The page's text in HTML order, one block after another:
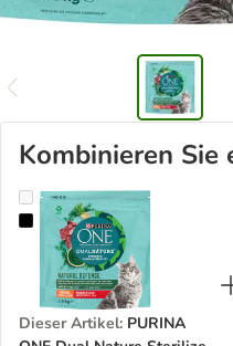
Kombinieren Sie
PURINA ONE Dual Nature
Dieser Artikel: PURINA